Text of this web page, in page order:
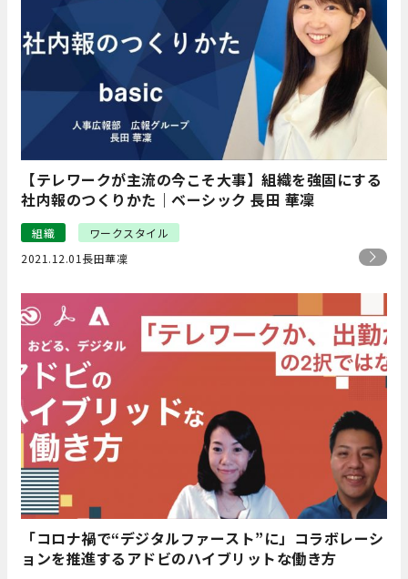
【テレワークが主流の今こそ大事】組織を強固にする
社内報のつくりかた｜ベーシック 長田 華凜
組織
ワークスタイル
2021.12.01 長田華凜
「コロナ禍で“デジタルファースト”に」コラボレーシ
ョンを推進するアドビのハイブリットな働き方